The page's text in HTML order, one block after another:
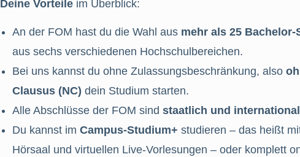
Deine Vorteile im Überblick:
An der FOM hast du die Wahl aus mehr als 25
aus sechs verschiedenen Hochschulbereichen.
Bei uns kannst du ohne Zulassungsbeschränkung, also
Clausus (NC) dein Studium starten.
Alle Abschlüsse der FOM sind staatlich und
Du kannst im Campus-Studium+ studieren – das heißt
Hörsaal und virtuellen Live-Vorlesungen – oder komplett